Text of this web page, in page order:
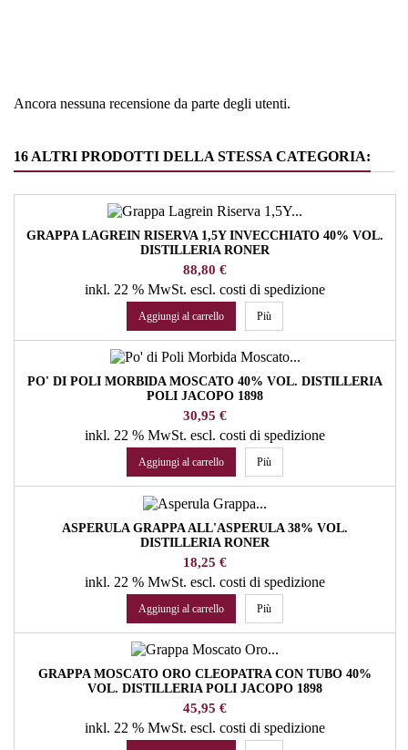
Ancora nessuna recensione da parte degli utenti.
16 ALTRI PRODOTTI DELLA STESSA CATEGORIA:
GRAPPA LAGREIN RISERVA 1,5Y INVECCHIATO 40% VOL.
DISTILLERIA RONER
Prezzo
88,80 €
inkl. 22 % MwSt. escl. costi di spedizione
Aggiungi al carrello Più
PO' DI POLI MORBIDA MOSCATO 40% VOL. DISTILLERIA
POLI JACOPO 1898
Prezzo
30,95 €
inkl. 22 % MwSt. escl. costi di spedizione
Aggiungi al carrello Più
ASPERULA GRAPPA ALL'ASPERULA 38% VOL.
DISTILLERIA RONER
Prezzo
18,25 €
inkl. 22 % MwSt. escl. costi di spedizione
Aggiungi al carrello Più
GRAPPA MOSCATO ORO CLEOPATRA CON TUBO 40%
VOL. DISTILLERIA POLI JACOPO 1898
Prezzo
45,95 €
inkl. 22 % MwSt. escl. costi di spedizione